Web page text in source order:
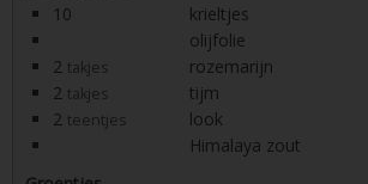
10
krieltjes
olijfolie
2 takjes
rozemarijn
2 takjes
tijm
2 teentjes
look
Himalaya zout